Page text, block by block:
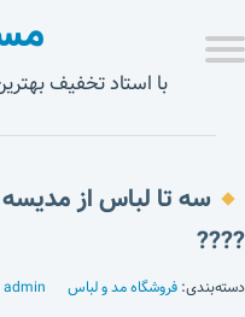
با استاد تخفیف
سه تا لباس از مدیسه
????
دسته‌بندی: فروشگاه مد و لباس admin